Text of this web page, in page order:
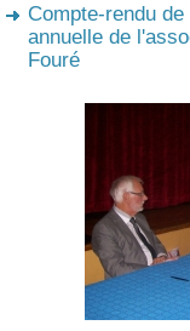
Compte-rendu
annuelle de
Fouré